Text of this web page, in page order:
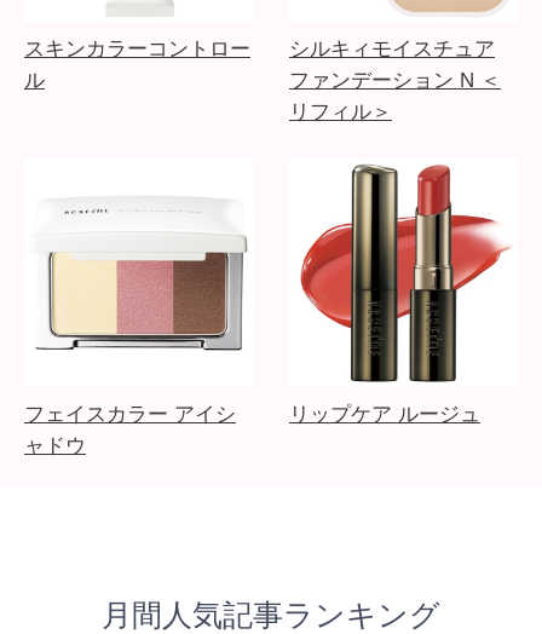
スキンカラーコントロー
ル
シルキィモイスチュア
ファンデーション N ＜
リフィル＞
フェイスカラー アイシ
ャドウ
リップケア ルージュ
月間人気記事ランキング